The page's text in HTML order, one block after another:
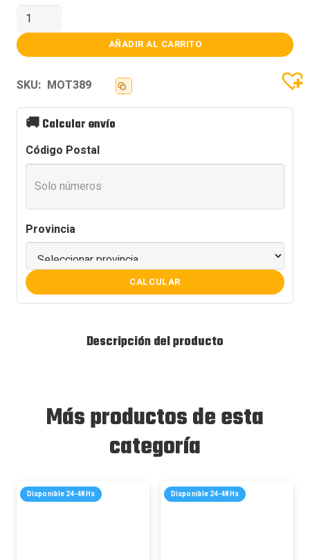
MOTHER
GIGABYTE
(AM5)
X870
GAMING
WIFI7
cantidad
AÑADIR AL CARRITO
SKU: MOT389
🚚 Calcular envío
Código Postal
Provincia
CALCULAR
Descripción del producto
Más productos de esta
categoría
Disponible 24-48Hs Disponible 24-48Hs